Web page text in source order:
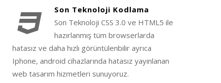
Son Teknoloji Kodlama
Son Teknoloji CSS 3.0 ve HTML5 ile
hazırlanmış tüm browserlarda
hatasız ve daha hızlı görüntülenbilir ayrıca
Iphone, android cihazlarında hatasız yayınlanan
web tasarım hizmetleri sunuyoruz.